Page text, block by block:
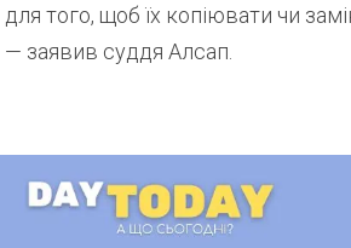
того, щоб їх копіювати чи
заявив суддя Алсап.